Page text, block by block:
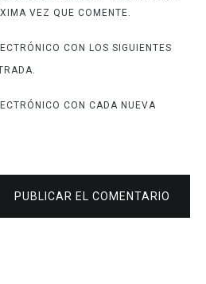
VEZ QUE COMENTE.
CON LOS SIGUIENTES
CON CADA NUEVA
PUBLICAR EL COMENTARIO